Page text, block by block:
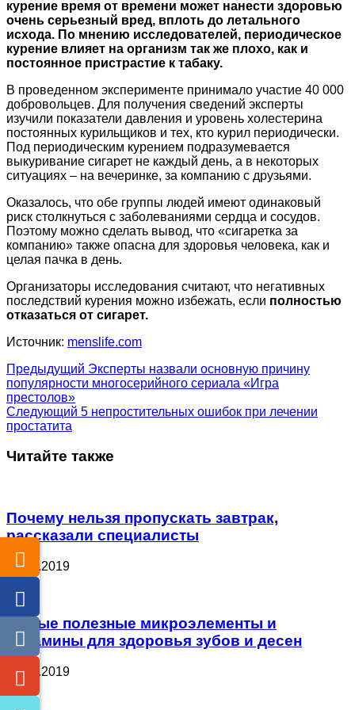
курение время от времени может нанести здоровью
очень серьезный вред, вплоть до летального
исхода. По мнению исследователей, периодическое
курение влияет на организм так же плохо, как и
постоянное пристрастие к табаку.
В проведенном эксперименте принимало участие 40 000
добровольцев. Для получения сведений эксперты
изучили показатели давления и уровень холестерина
постоянных курильщиков и тех, кто курил периодически.
Под периодическим курением подразумевается
выкуривание сигарет не каждый день, а в некоторых
ситуациях – на вечеринке, за компанию с друзьями.
Оказалось, что обе группы людей имеют одинаковый
риск столкнуться с заболеваниями сердца и сосудов.
Поэтому можно сделать вывод, что «сигаретка за
компанию» также опасна для здоровья человека, как и
целая пачка в день.
Организаторы исследования считают, что негативных
последствий курения можно избежать, если полностью
отказаться от сигарет.
Источник: menslife.com
Предыдущий Эксперты назвали основную причину
популярности многосерийного сериала «Игра
престолов»
Следующий 5 непростительных ошибок при лечении
простатита
Читайте также
Почему нельзя пропускать завтрак,
рассказали специалисты
26.07.2019
Самые полезные микроэлементы и
витамины для здоровья зубов и десен
26.07.2019